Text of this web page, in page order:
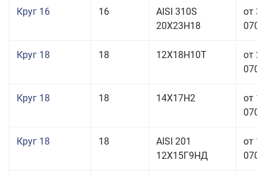
Круг 16 16
AISI 310S
20Х23Н18
от
Круг 18 18 12Х18Н10Т
от
Круг 18 18 14Х17Н2
от
Круг 18 18
AISI 201
12Х15Г9НД
от